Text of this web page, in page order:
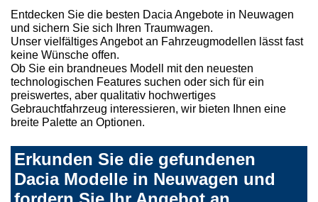
Entdecken Sie die besten Dacia Angebote in Neuwagen
und sichern Sie sich Ihren Traumwagen.
Unser vielfältiges Angebot an Fahrzeugmodellen lässt fast
keine Wünsche offen.
Ob Sie ein brandneues Modell mit den neuesten
technologischen Features suchen oder sich für ein
preiswertes, aber qualitativ hochwertiges
Gebrauchtfahrzeug interessieren, wir bieten Ihnen eine
breite Palette an Optionen.
Erkunden Sie die gefundenen
Dacia Modelle in Neuwagen und